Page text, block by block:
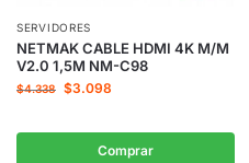
SERVIDORES
NETMAK CABLE HDMI 4K M/M
V2.0 1,5M NM-C98
$4.338 $3.098
Comprar